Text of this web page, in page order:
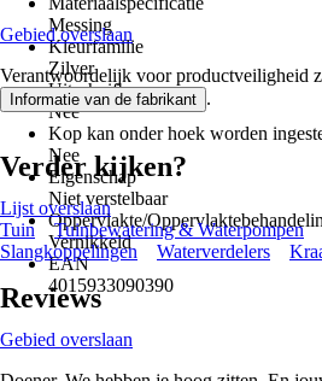
Messing
Kleurfamilie
Zilver
Uitschuifbaar
Nee
Kop kan onder hoek worden
Nee
Eigenschap
Niet verstelbaar
Oppervlakte/
Vernikkeld
EAN
4015933090390
Gebied overslaan
Verantwoordelijk voor productveiligheid
Informatie van de fabrikant .
Verder kijken?
Lijst overslaan
Tuin
Tuinbewatering & Waterpompen
Slangkoppelingen
Waterverdelers
Reviews
Gebied overslaan